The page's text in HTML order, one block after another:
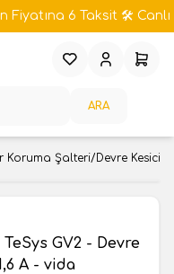
6 Taksit 🛠️ Canlı
ARA
FavorilerimHesabım
Koruma Şalteri/Devre Kesiciler
GV2 - Devre
A - vida